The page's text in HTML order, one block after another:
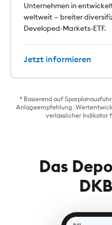
Unternehmen in
weltweit — breiter
Developed-Markets-ETF.
Jetzt informieren
* Basierend auf
Anlageempfehlung.
verlässlicher Indikator
Das